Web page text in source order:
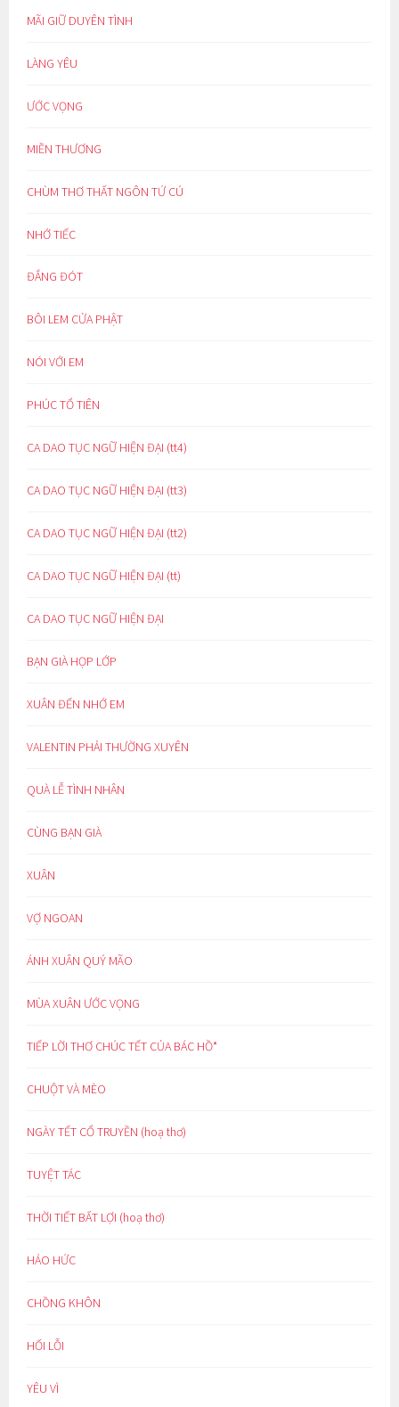
MÃI GIỮ DUYÊN TÌNH
LÀNG YÊU
ƯỚC VỌNG
MIỀN THƯƠNG
CHÙM THƠ THẤT NGÔN TỨ CÚ
NHỚ TIẾC
ĐẮNG ĐÓT
BÔI LEM CỬA PHẬT
NÓI VỚI EM
PHÚC TỔ TIÊN
CA DAO TỤC NGỮ HIỆN ĐẠI (tt4)
CA DAO TỤC NGỮ HIỆN ĐẠI (tt3)
CA DAO TỤC NGỮ HIỆN ĐẠI (tt2)
CA DAO TỤC NGỮ HIỆN ĐẠI (tt)
CA DAO TỤC NGỮ HIỆN ĐẠI
BẠN GIÀ HỌP LỚP
XUÂN ĐẾN NHỚ EM
VALENTIN PHẢI THƯỜNG XUYÊN
QUÀ LỄ TÌNH NHÂN
CÙNG BẠN GIÀ
XUÂN
VỢ NGOAN
ÁNH XUÂN QUÝ MÃO
MÙA XUÂN ƯỚC VỌNG
TIẾP LỜI THƠ CHÚC TẾT CỦA BÁC HỒ*
CHUỘT VÀ MÈO
NGÀY TẾT CỔ TRUYỀN (hoạ thơ)
TUYỆT TÁC
THỜI TIẾT BẤT LỢI (hoạ thơ)
HÁO HỨC
CHỒNG KHÔN
HỐI LỖI
YÊU VÌ